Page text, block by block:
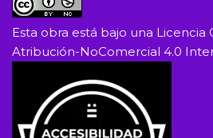
Esta obra está bajo una Licencia
Atribución-NoComercial 4.0